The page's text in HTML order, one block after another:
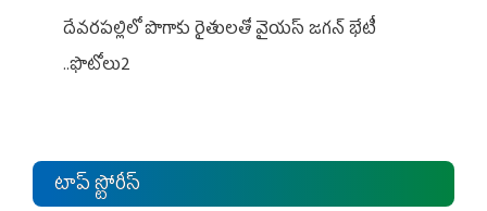
దేవరపల్లిలో పొగాకు రైతులతో వైయస్ జగన్ భేటీ
..ఫొటోలు2
టాప్ స్టోరీస్